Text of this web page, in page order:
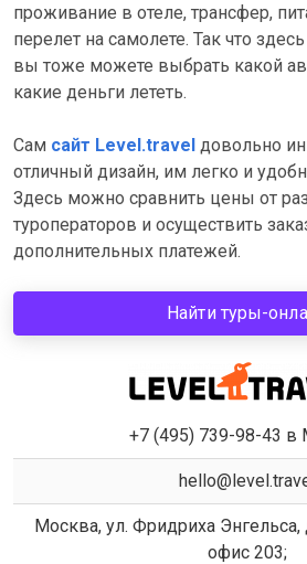
проживание в отеле, трансфер,
перелет на самолете. Так что
вы тоже можете выбрать какой
какие деньги лететь.
Сам сайт Level.travel довольно
отличный дизайн, им легко и
Здесь можно сравнить цены от
туроператоров и осуществить
дополнительных платежей.
Найти туры-
+7 (495) 739-98-43 в
Москва, ул. Фридриха Энгельса,
офис 203;